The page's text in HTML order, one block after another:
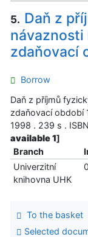
5. Daň z
zdaňovací
Borrow
Daň z příjmů
zdaňovací období
1998 . 239 s .
available 1]
Branch
Univerzitní
knihovna UHK
0
To the basket
Selected